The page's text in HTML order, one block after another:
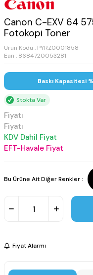
Canon C-EXV 64
Fotokopi Toner
Ürün Kodu : PYRZ0001858
Ean : 8684720053281
Baskı Kapasitesi
Stokta Var
Fiyatı
Fiyatı
KDV Dahil Fiyat
EFT-Havale Fiyat
Bu Ürüne Ait Diğer Renkler :
Fiyat Alarmı